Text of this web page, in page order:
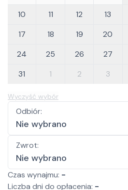
10
11 12 13
17
18 19 20
24
25 26 27
31
1 2 3
Wyczyść wybór
Odbiór:
Nie wybrano
Zwrot:
Nie wybrano
Czas wynajmu: -
Liczba dni do opłacenia: -